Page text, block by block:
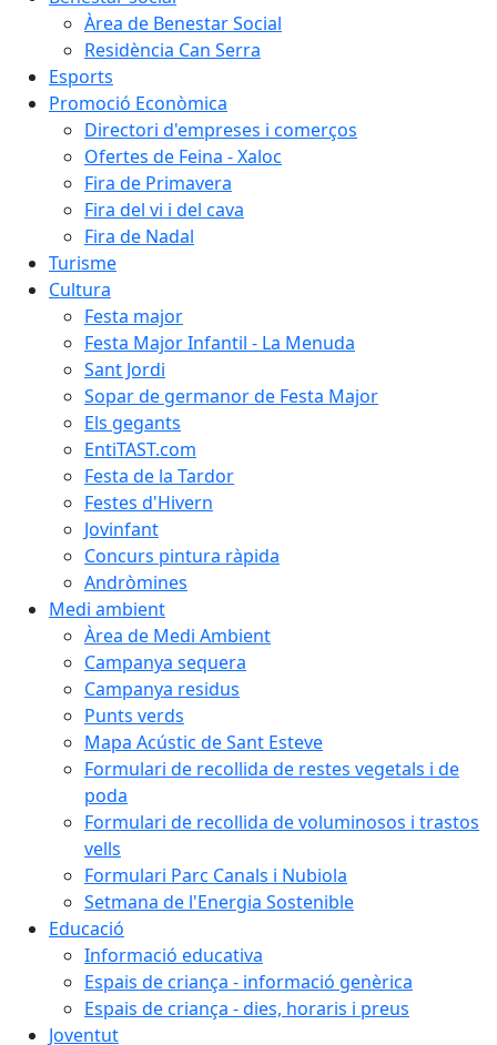
Àrea de Benestar Social
Residència Can Serra
Esports
Promoció Econòmica
Directori d'empreses i comerços
Ofertes de Feina - Xaloc
Fira de Primavera
Fira del vi i del cava
Fira de Nadal
Turisme
Cultura
Festa major
Festa Major Infantil - La Menuda
Sant Jordi
Sopar de germanor de Festa Major
Els gegants
EntiTAST.com
Festa de la Tardor
Festes d'Hivern
Jovinfant
Concurs pintura ràpida
Andròmines
Medi ambient
Àrea de Medi Ambient
Campanya sequera
Campanya residus
Punts verds
Mapa Acústic de Sant Esteve
Formulari de recollida de restes vegetals i de
poda
Formulari de recollida de voluminosos i trastos
vells
Formulari Parc Canals i Nubiola
Setmana de l'Energia Sostenible
Educació
Informació educativa
Espais de criança - informació genèrica
Espais de criança - dies, horaris i preus
Joventut